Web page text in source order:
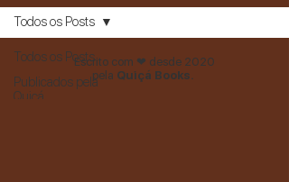
Todos os Posts
Publicados pela
Quiçá
Todos os Posts
Escrito com ❤ desde 2020
pela Quiçá Books.